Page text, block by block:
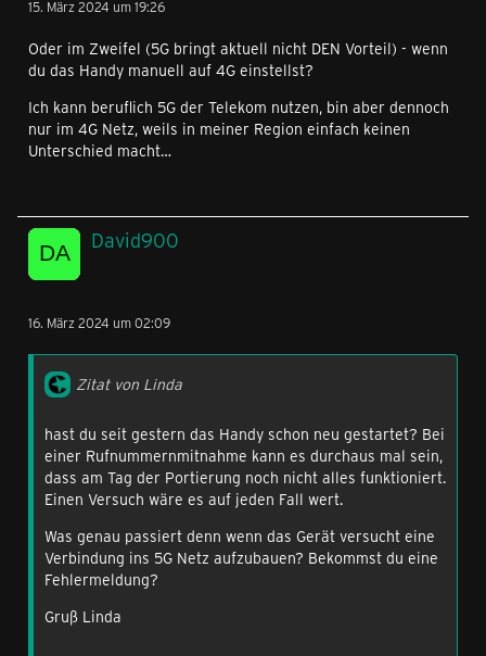
15. März 2024 um 19:26
Oder im Zweifel (5G bringt aktuell nicht DEN Vorteil) - wenn
du das Handy manuell auf 4G einstellst?
Ich kann beruflich 5G der Telekom nutzen, bin aber dennoch
nur im 4G Netz, weils in meiner Region einfach keinen
Unterschied macht…
David900
16. März 2024 um 02:09
Zitat von Linda
hast du seit gestern das Handy schon neu gestartet? Bei
einer Rufnummernmitnahme kann es durchaus mal sein,
dass am Tag der Portierung noch nicht alles funktioniert.
Einen Versuch wäre es auf jeden Fall wert.
Was genau passiert denn wenn das Gerät versucht eine
Verbindung ins 5G Netz aufzubauen? Bekommst du eine
Fehlermeldung?
Gruß Linda